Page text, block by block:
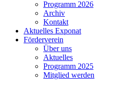
Programm 2026
Archiv
Kontakt
Aktuelles Exponat
Förderverein
Über uns
Aktuelles
Programm 2025
Mitglied werden